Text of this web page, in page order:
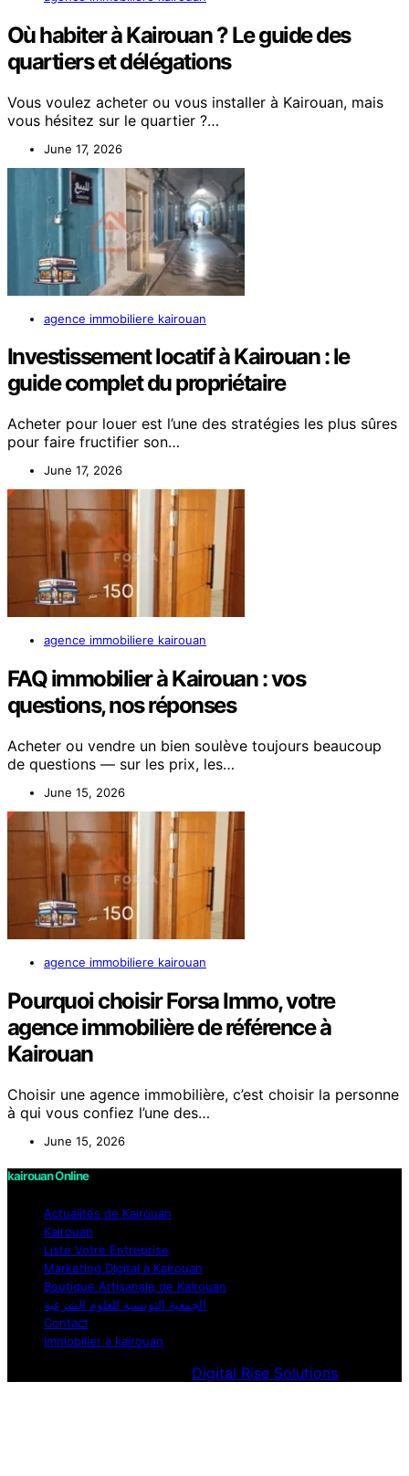
Où habiter à Kairouan ? Le guide des
quartiers et délégations
Vous voulez acheter ou vous installer à Kairouan, mais
vous hésitez sur le quartier ?…
June 17, 2026
agence immobiliere kairouan
Investissement locatif à Kairouan : le
guide complet du propriétaire
Acheter pour louer est l’une des stratégies les plus sûres
pour faire fructifier son…
June 17, 2026
agence immobiliere kairouan
FAQ immobilier à Kairouan : vos
questions, nos réponses
Acheter ou vendre un bien soulève toujours beaucoup
de questions — sur les prix, les…
June 15, 2026
agence immobiliere kairouan
Pourquoi choisir Forsa Immo, votre
agence immobilière de référence à
Kairouan
Choisir une agence immobilière, c’est choisir la personne
à qui vous confiez l’une des…
June 15, 2026
kairouan Online
Actualités de Kairouan
Kairouan
Liste Votre Entreprise
Marketing Digital à Kairouan
Boutique Artisanale de Kairouan
الجمعية التونسية للعلوم الشرعية
Contact
immobilier a kairouan
Digital Rise Solutions